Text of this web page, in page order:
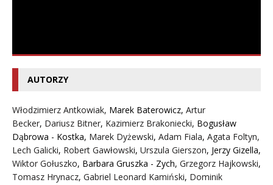
AUTORZY
Włodzimierz Antkowiak, Marek Baterowicz, Artur
Becker, Dariusz Bitner, Kazimierz Brakoniecki, Bogusław
Dąbrowa - Kostka, Marek Dyżewski, Adam Fiala, Agata Foltyn,
Lech Galicki, Robert Gawłowski, Urszula Gierszon, Jerzy Gizella,
Wiktor Gołuszko, Barbara Gruszka - Zych, Grzegorz Hajkowski,
Tomasz Hrynacz, Gabriel Leonard Kamiński, Dominik